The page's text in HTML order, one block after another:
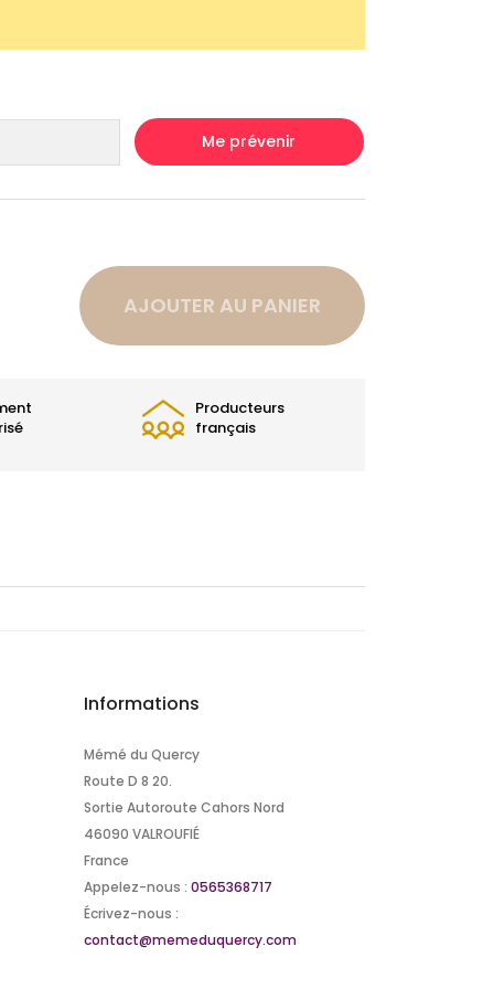
Me prévenir
AJOUTER AU PANIER
Producteurs
français
Informations
Mémé du Quercy
Route D 8 20.
Sortie Autoroute Cahors Nord
46090 VALROUFIÉ
France
Appelez-nous : 0565368717
Écrivez-nous :
contact@memeduquercy.com